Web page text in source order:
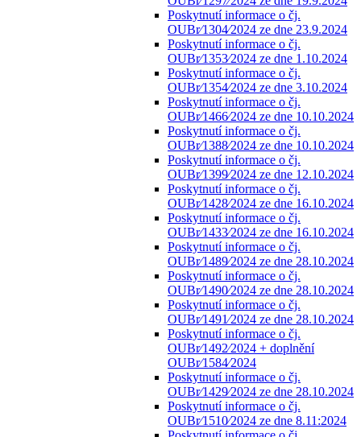
Poskytnutí informace o čj.
OUBr⁄1304⁄2024 ze dne 23.9.2024
Poskytnutí informace o čj.
OUBr⁄1353⁄2024 ze dne 1.10.2024
Poskytnutí informace o čj.
OUBr⁄1354⁄2024 ze dne 3.10.2024
Poskytnutí informace o čj.
OUBr⁄1466⁄2024 ze dne 10.10.2024
Poskytnutí informace o čj.
OUBr⁄1388⁄2024 ze dne 10.10.2024
Poskytnutí informace o čj.
OUBr⁄1399⁄2024 ze dne 12.10.2024
Poskytnutí informace o čj.
OUBr⁄1428⁄2024 ze dne 16.10.2024
Poskytnutí informace o čj.
OUBr⁄1433⁄2024 ze dne 16.10.2024
Poskytnutí informace o čj.
OUBr⁄1489⁄2024 ze dne 28.10.2024
Poskytnutí informace o čj.
OUBr⁄1490⁄2024 ze dne 28.10.2024
Poskytnutí informace o čj.
OUBr⁄1491⁄2024 ze dne 28.10.2024
Poskytnutí informace o čj.
OUBr⁄1492⁄2024 + doplnění
OUBr⁄1584⁄2024
Poskytnutí informace o čj.
OUBr⁄1429⁄2024 ze dne 28.10.2024
Poskytnutí informace o čj.
OUBr⁄1510⁄2024 ze dne 8.11:2024